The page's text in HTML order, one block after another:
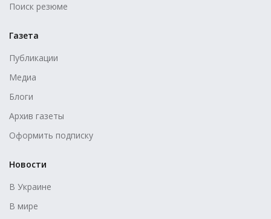
Поиск резюме
Газета
Публикации
Медиа
Блоги
Архив газеты
Оформить подписку
Новости
В Украине
В мире